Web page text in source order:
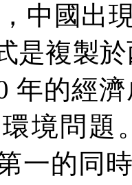
中國出
是複製
年的經
境問題
一的同